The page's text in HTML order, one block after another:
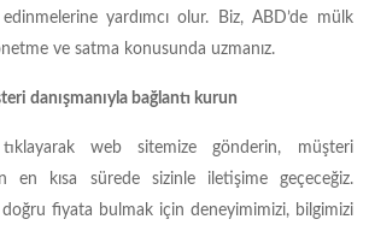
yardımcı olur. Biz, ABD’de mülk
ve satma konusunda uzmanız.
danışmanıyla bağlantı kurun
web sitemize gönderin, müşteri
en kısa sürede sizinle iletişime geçeceğiz.
doğru fiyata bulmak için deneyimimizi, bilgimizi